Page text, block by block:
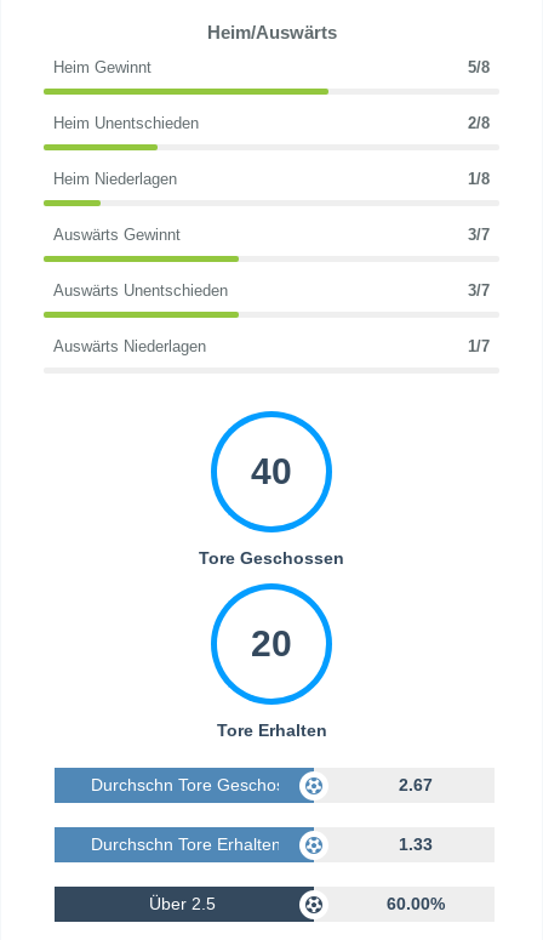
Heim/Auswärts
Heim Gewinnt 5/8
Heim Unentschieden 2/8
Heim Niederlagen 1/8
Auswärts Gewinnt 3/7
Auswärts Unentschieden 3/7
Auswärts Niederlagen 1/7
40
Tore Geschossen
20
Tore Erhalten
Durchschn Tore Geschossen 2.67
Durchschn Tore Erhalten 1.33
Über 2.5 60.00%